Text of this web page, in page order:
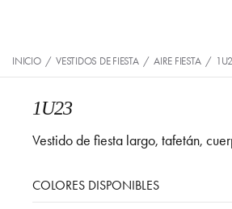
INICIO / VESTIDOS DE FIESTA / AIRE FIESTA /
1U23
Vestido de fiesta largo, tafetán,
COLORES DISPONIBLES